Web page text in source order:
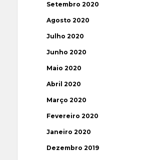
Setembro 2020
Agosto 2020
Julho 2020
Junho 2020
Maio 2020
Abril 2020
Março 2020
Fevereiro 2020
Janeiro 2020
Dezembro 2019